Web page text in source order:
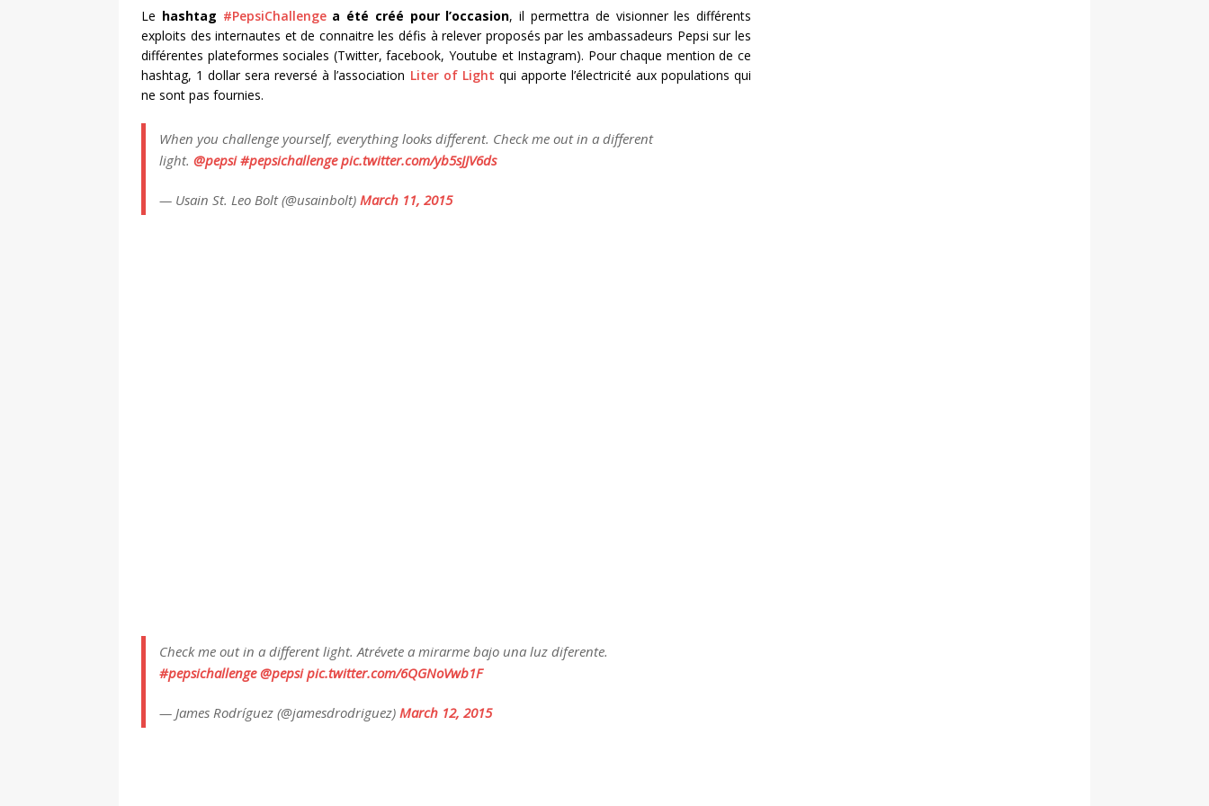
Le hashtag #PepsiChallengea été créé pour l’occasion, il permettra de visionner les différents
exploits des internautes et de connaitre les défis à relever proposés par les ambassadeurs Pepsi sur les
différentes plateformes sociales (Twitter, facebook, Youtube et Instagram). Pour chaque mention de ce
hashtag, 1 dollar sera reversé à l’association Liter of Light qui apporte l’électricité aux populations qui
ne sont pas fournies.
When you challenge yourself, everything looks different. Check me out in a different
light. @pepsi #pepsichallenge pic.twitter.com/yb5sJJV6ds
— Usain St. Leo Bolt (@usainbolt) March 11, 2015
Check me out in a different light. Atrévete a mirarme bajo una luz diferente.
#pepsichallenge @pepsi pic.twitter.com/6QGNoVwb1F
— James Rodríguez (@jamesdrodriguez) March 12, 2015